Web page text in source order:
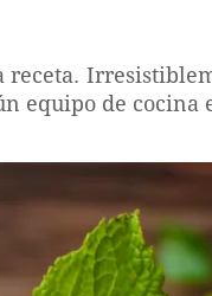
equipo de cocina